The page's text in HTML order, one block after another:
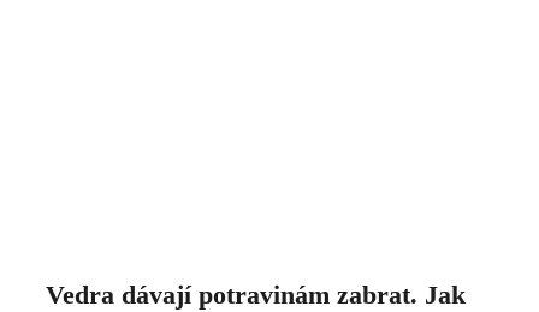
Vedra dávají potravinám zabrat. Jak